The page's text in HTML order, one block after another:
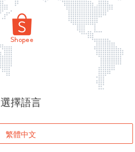
頁面無法顯示
登入
選擇語言
繁體中文